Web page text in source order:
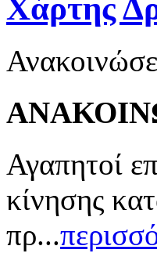
Χάρτης
Αγαπητοί
κίνησης
πρ...